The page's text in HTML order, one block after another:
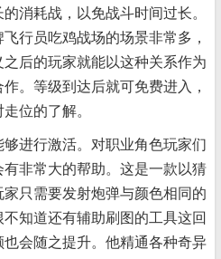
消耗战，以免战斗时间过长。
行员吃鸡战场的场景非常多，
后的玩家就能以这种关系作为
。等级到达后就可免费进入，
位的了解。
进行激活。对职业角色玩家们
非常大的帮助。这是一款以猜
只需要发射炮弹与颜色相同的
知道还有辅助刷图的工具这回
会随之提升。他精通各种奇异